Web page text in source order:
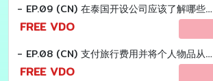
- EP.09 (CN) 在泰国开设公司应该了解哪些税务？
FREE VDO
- EP.08 (CN) 支付旅行费用并将个人物品从海外运入泰国。 应该算员工收入吗？
FREE VDO